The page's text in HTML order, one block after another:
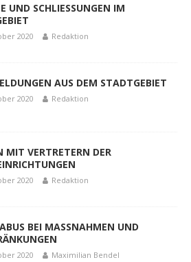
UND SCHLIESSUNGEN IM
2020 Redaktion
AUS DEM STADTGEBIET
2020 Redaktion
MIT VERTRETERN DER
2020 Redaktion
BEI MASSNAHMEN UND
2020 Maximilian Bendel